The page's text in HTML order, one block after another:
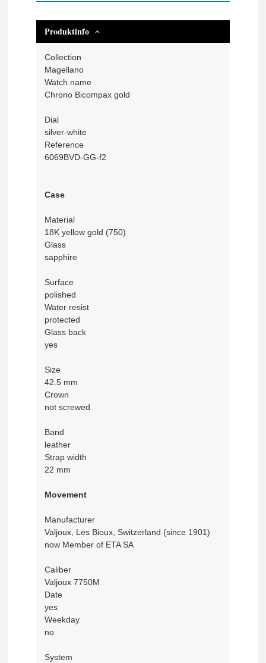
Produktinfo
Collection
Magellano
Watch name
Chrono Bicompax gold
Dial
silver-white
Reference
6069BVD-GG-f2
Case
Material
18K yellow gold (750)
Glass
sapphire
Surface
polished
Water resist
protected
Glass back
yes
Size
42.5 mm
Crown
not screwed
Band
leather
Strap width
22 mm
Movement
Manufacturer
Valjoux, Les Bioux, Switzerland (since 1901)
now Member of ETA SA
Caliber
Valjoux 7750M
Date
yes
Weekday
no
System